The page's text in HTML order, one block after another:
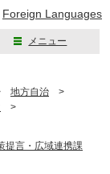
Foreign Languages
メニュー
地方自治 >
>
提言・広域連携課